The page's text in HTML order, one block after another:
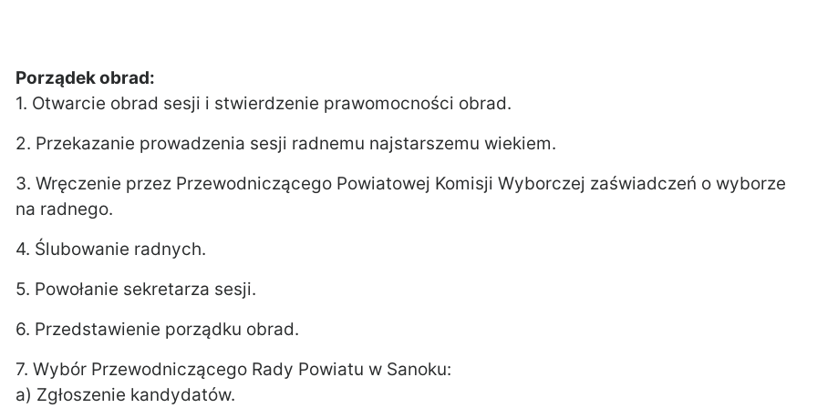
Porządek obrad:
1. Otwarcie obrad sesji i stwierdzenie prawomocności obrad.
2. Przekazanie prowadzenia sesji radnemu najstarszemu wiekiem.
3. Wręczenie przez Przewodniczącego Powiatowej Komisji Wyborczej zaświadczeń o wyborze
na radnego.
4. Ślubowanie radnych.
5. Powołanie sekretarza sesji.
6. Przedstawienie porządku obrad.
7. Wybór Przewodniczącego Rady Powiatu w Sanoku:
a) Zgłoszenie kandydatów.